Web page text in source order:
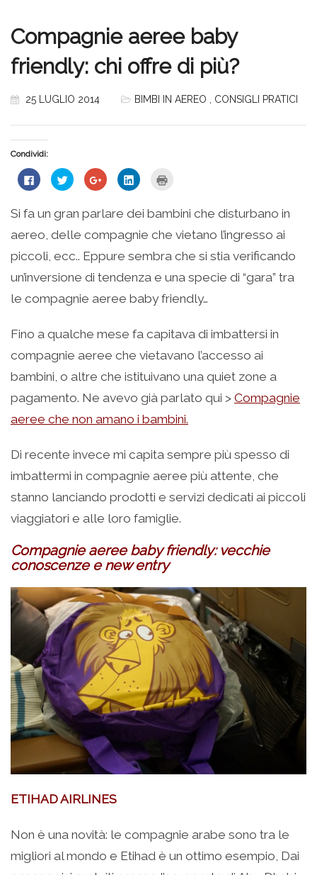
Compagnie aeree baby
friendly: chi offre di più?
25 LUGLIO 2014 BIMBI IN AEREO CONSIGLI PRATICI
Condividi:
Fai
clic
su
Facebook
apre
una
nuova
finestra)
Fai
clic
condividere
su
Twitter
(Si
in
una
nuova
finestra)
Fai
clic
condividere
su
(Si
apre
in
una
nuova
finestra)
Fai
clic
condividere
su
LinkedIn
(Si
in
una
finestra)
stampare
(Si
apre
in
nuova
finestra)
Si fa un gran parlare dei bambini che disturbano in
aereo, delle compagnie che vietano l’ingresso ai
piccoli, ecc.. Eppure sembra che si stia verificando
un’inversione di tendenza e una specie di “gara” tra
le compagnie aeree baby friendly…
Fino a qualche mese fa capitava di imbattersi in
compagnie aeree che vietavano l’accesso ai
bambini, o altre che istituivano una quiet zone a
pagamento. Ne avevo già parlato qui > Compagnie
aeree che non amano i bambini.
Di recente invece mi capita sempre più spesso di
imbattermi in compagnie aeree più attente, che
stanno lanciando prodotti e servizi dedicati ai piccoli
viaggiatori e alle loro famiglie.
Compagnie aeree baby friendly: vecchie
conoscenze e new entry
ETIHAD AIRLINES
Non è una novità: le compagnie arabe sono tra le
migliori al mondo e Etihad è un ottimo esempio, Dai